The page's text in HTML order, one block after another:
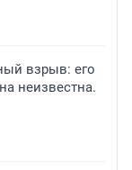
взрыв: его
неизвестна.